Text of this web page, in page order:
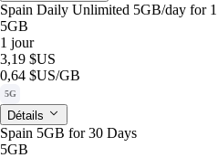
Spain Daily Unlimited 5GB/day for
5GB
1 jour
3,19 $US
0,64 $US/GB
5G
Détails
Spain 5GB for 30 Days
5GB